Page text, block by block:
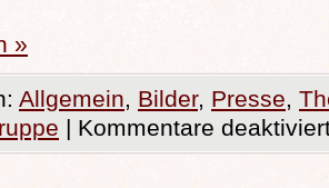
»
Allgemein, Bilder, Presse,
| Kommentare